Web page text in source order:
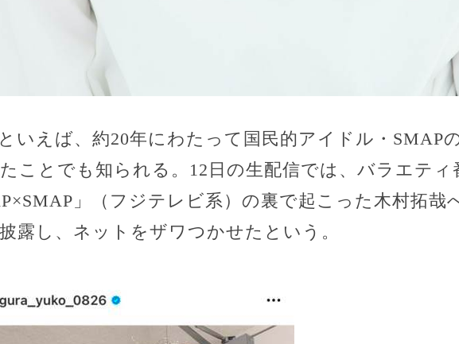
いえば、約20年にわたって国民的アイドル・SMAP
ことでも知られる。12日の生配信では、バラエティ
」（フジテレビ系）の裏で起こった木村拓哉
露し、ネットをザワつかせたという。